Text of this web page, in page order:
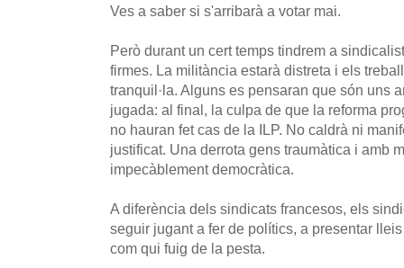
Ves a saber si s'arribarà a votar mai.
Però durant un cert temps tindrem a
firmes. La militància estarà distreta i els
tranquil·la. Alguns es pensaran que són uns
jugada: al final, la culpa de que la reforma
no hauran fet cas de la ILP. No caldrà ni
justificat. Una derrota gens traumàtica i amb
impecàblement democràtica.
A diferència dels sindicats francesos, els
seguir jugant a fer de polítics, a presentar
com qui fuig de la pesta.